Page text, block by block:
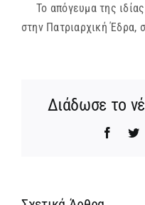
Το απόγευμα της
στην Πατριαρχική Έδρα,
Διάδωσε το